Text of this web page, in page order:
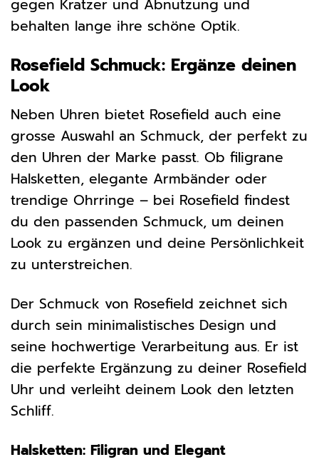
gegen Kratzer und Abnutzung und
behalten lange ihre schöne Optik.
Rosefield Schmuck: Ergänze deinen
Look
Neben Uhren bietet Rosefield auch eine
grosse Auswahl an Schmuck, der perfekt zu
den Uhren der Marke passt. Ob filigrane
Halsketten, elegante Armbänder oder
trendige Ohrringe – bei Rosefield findest
du den passenden Schmuck, um deinen
Look zu ergänzen und deine Persönlichkeit
zu unterstreichen.
Der Schmuck von Rosefield zeichnet sich
durch sein minimalistisches Design und
seine hochwertige Verarbeitung aus. Er ist
die perfekte Ergänzung zu deiner Rosefield
Uhr und verleiht deinem Look den letzten
Schliff.
Halsketten: Filigran und Elegant